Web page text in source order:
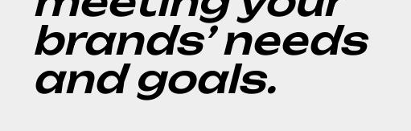
brands’ needs
and goals.